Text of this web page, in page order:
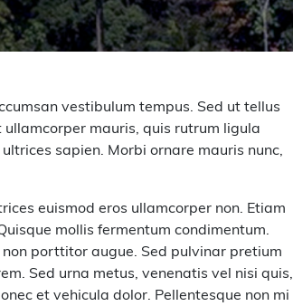
vestibulum tempus. Sed ut tellus
mauris, quis rutrum ligula
sapien. Morbi ornare mauris nunc,
euismod eros ullamcorper non. Etiam
mollis fermentum condimentum.
porttitor augue. Sed pulvinar pretium
Sed urna metus, venenatis vel nisi quis,
et vehicula dolor. Pellentesque non mi